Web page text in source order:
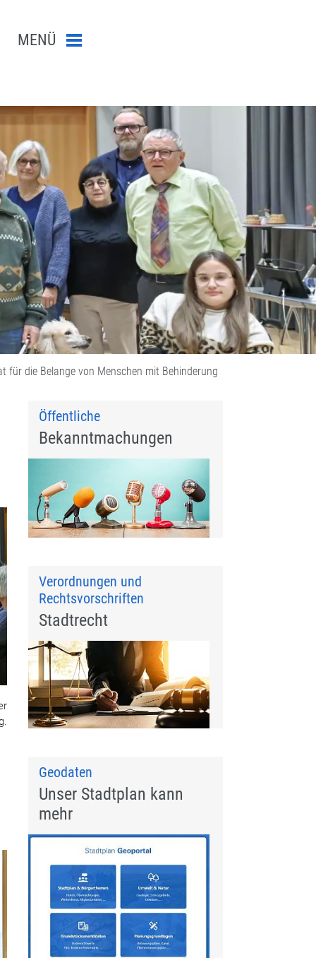
abschicken
MENÜ Menü schließen
für die Belange von Menschen mit Behinderung
Öffentliche
Bekanntmachungen
Verordnungen und
Rechtsvorschriften
Stadtrecht
Geodaten
Unser Stadtplan kann
mehr